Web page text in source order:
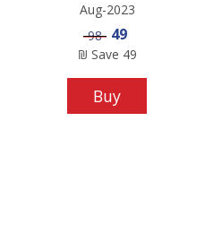
Aug-2023
Sale price
49
Price
98
Save 49
₪
Buy